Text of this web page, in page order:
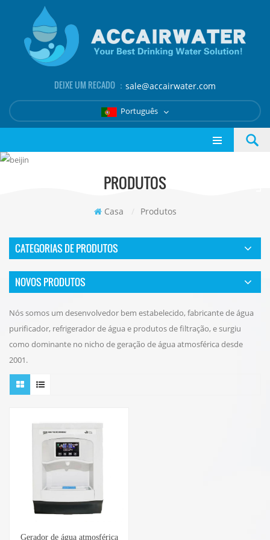
DEIXE UM RECADO ： sale@accairwater.com
Português
PRODUTOS
Casa / Produtos
CATEGORIAS DE PRODUTOS
NOVOS PRODUTOS
Nós somos um desenvolvedor bem estabelecido, fabricante de água
purificador, refrigerador de água e produtos de filtração, e surgiu
como dominante no nicho de geração de água atmosférica desde
2001.
Gerador de água atmosférica